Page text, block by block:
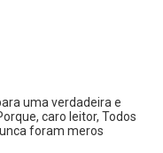
uma verdadeira e
caro leitor, Todos
foram meros